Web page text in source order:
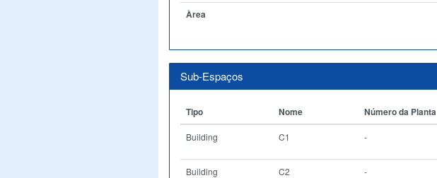
Àrea
Sub-Espaços
Tipo Nome Número da Planta
Building C1 -
Building C2 -